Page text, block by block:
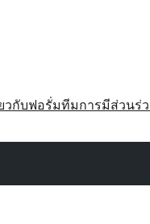
วกับฟอรั่มทีมการมีส่วนร่